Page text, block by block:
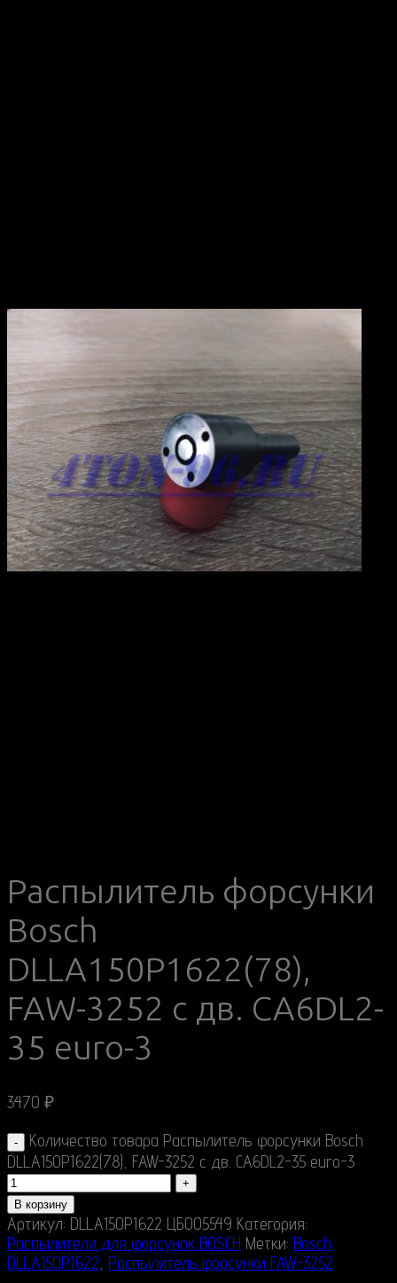
Распылитель форсунки
Bosch
DLLA150P1622(78),
FAW-3252 c дв. CA6DL2-
35 euro-3
3470 ₽
Количество товара Распылитель форсунки Bosch
DLLA150P1622(78), FAW-3252 c дв. CA6DL2-35 euro-3
В корзину
Артикул: DLLA150P1622 ЦБ005549 Категория:
Распылители для форсунок BOSCH Метки: Bosch
DLLA150P1622 Распылитель форсунки FAW-3252